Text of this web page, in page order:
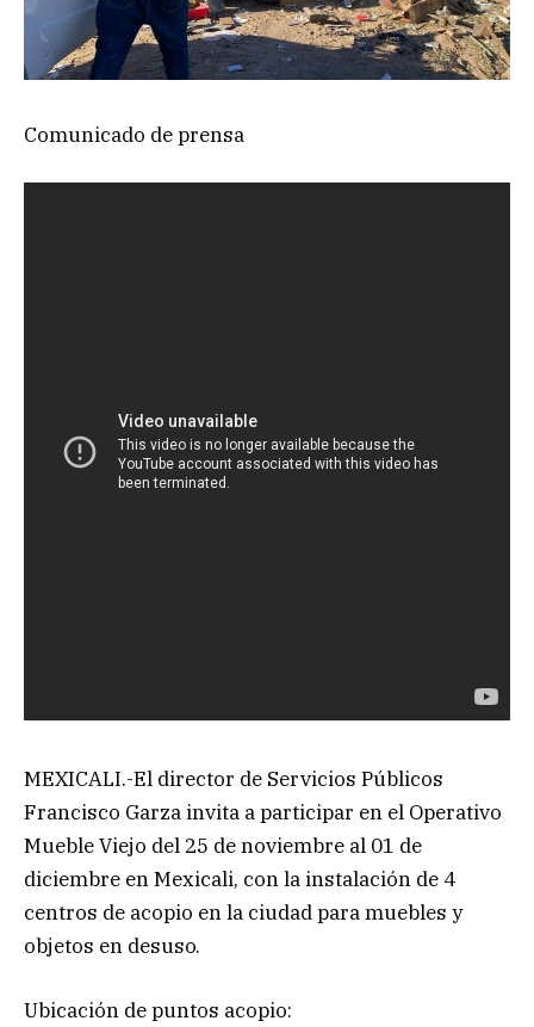
Comunicado de prensa
MEXICALI.-El director de Servicios Públicos
Francisco Garza invita a participar en el Operativo
Mueble Viejo del 25 de noviembre al 01 de
diciembre en Mexicali, con la instalación de 4
centros de acopio en la ciudad para muebles y
objetos en desuso.
Ubicación de puntos acopio: